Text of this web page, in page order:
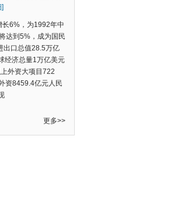
]
长6%，为1992年中
达到5%，成为国民
出口总值28.5万亿
经济总量1万亿美元
外资大项目722
资8459.4亿元人民
更多>>